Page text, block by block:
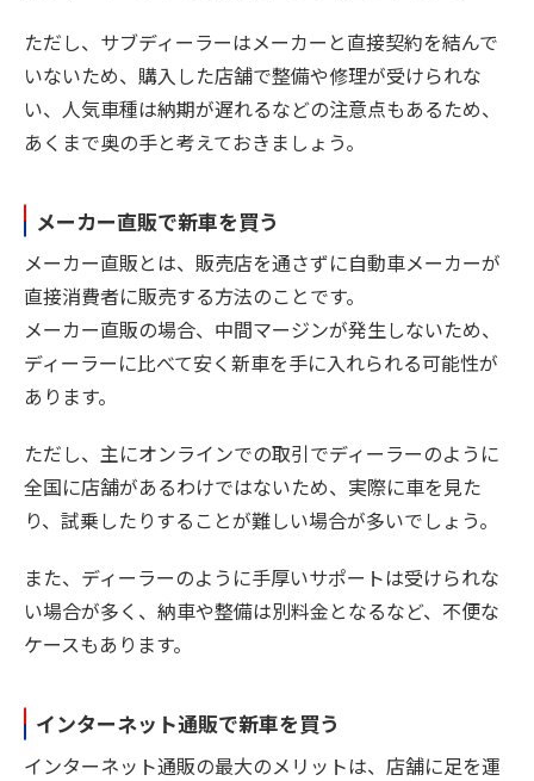
ただし、サブディーラーはメーカーと直接契約を結んで
いないため、購入した店舗で整備や修理が受けられな
い、人気車種は納期が遅れるなどの注意点もあるため、
あくまで奥の手と考えておきましょう。
メーカー直販で新車を買う
メーカー直販とは、販売店を通さずに自動車メーカーが
直接消費者に販売する方法のことです。
メーカー直販の場合、中間マージンが発生しないため、
ディーラーに比べて安く新車を手に入れられる可能性が
あります。
ただし、主にオンラインでの取引でディーラーのように
全国に店舗があるわけではないため、実際に車を見た
り、試乗したりすることが難しい場合が多いでしょう。
また、ディーラーのように手厚いサポートは受けられな
い場合が多く、納車や整備は別料金となるなど、不便な
ケースもあります。
インターネット通販で新車を買う
インターネット通販の最大のメリットは、店舗に足を運